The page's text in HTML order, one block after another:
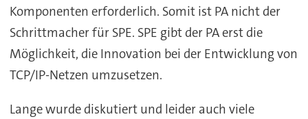
Komponenten erforderlich. Somit ist PA nicht der
Schrittmacher für SPE. SPE gibt der PA erst die
Möglichkeit, die Innovation bei der Entwicklung von
TCP/IP-Netzen umzusetzen.
Lange wurde diskutiert und leider auch viele